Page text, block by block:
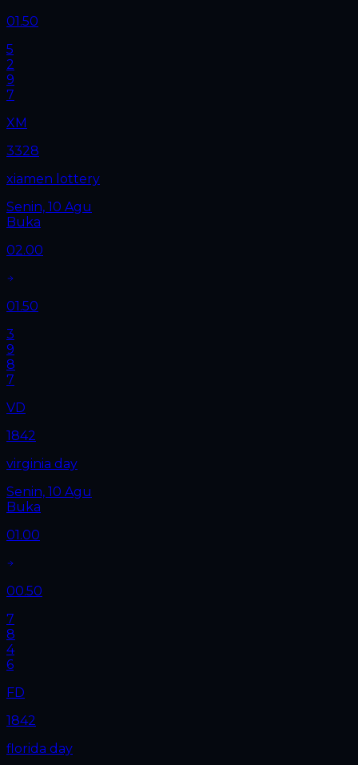
01.50
5
2
9
7
XM
3328
xiamen lottery
Senin, 10 Agu
Buka
02.00
01.50
3
9
8
7
VD
1842
virginia day
Senin, 10 Agu
Buka
01.00
00.50
7
8
4
6
FD
1842
florida day